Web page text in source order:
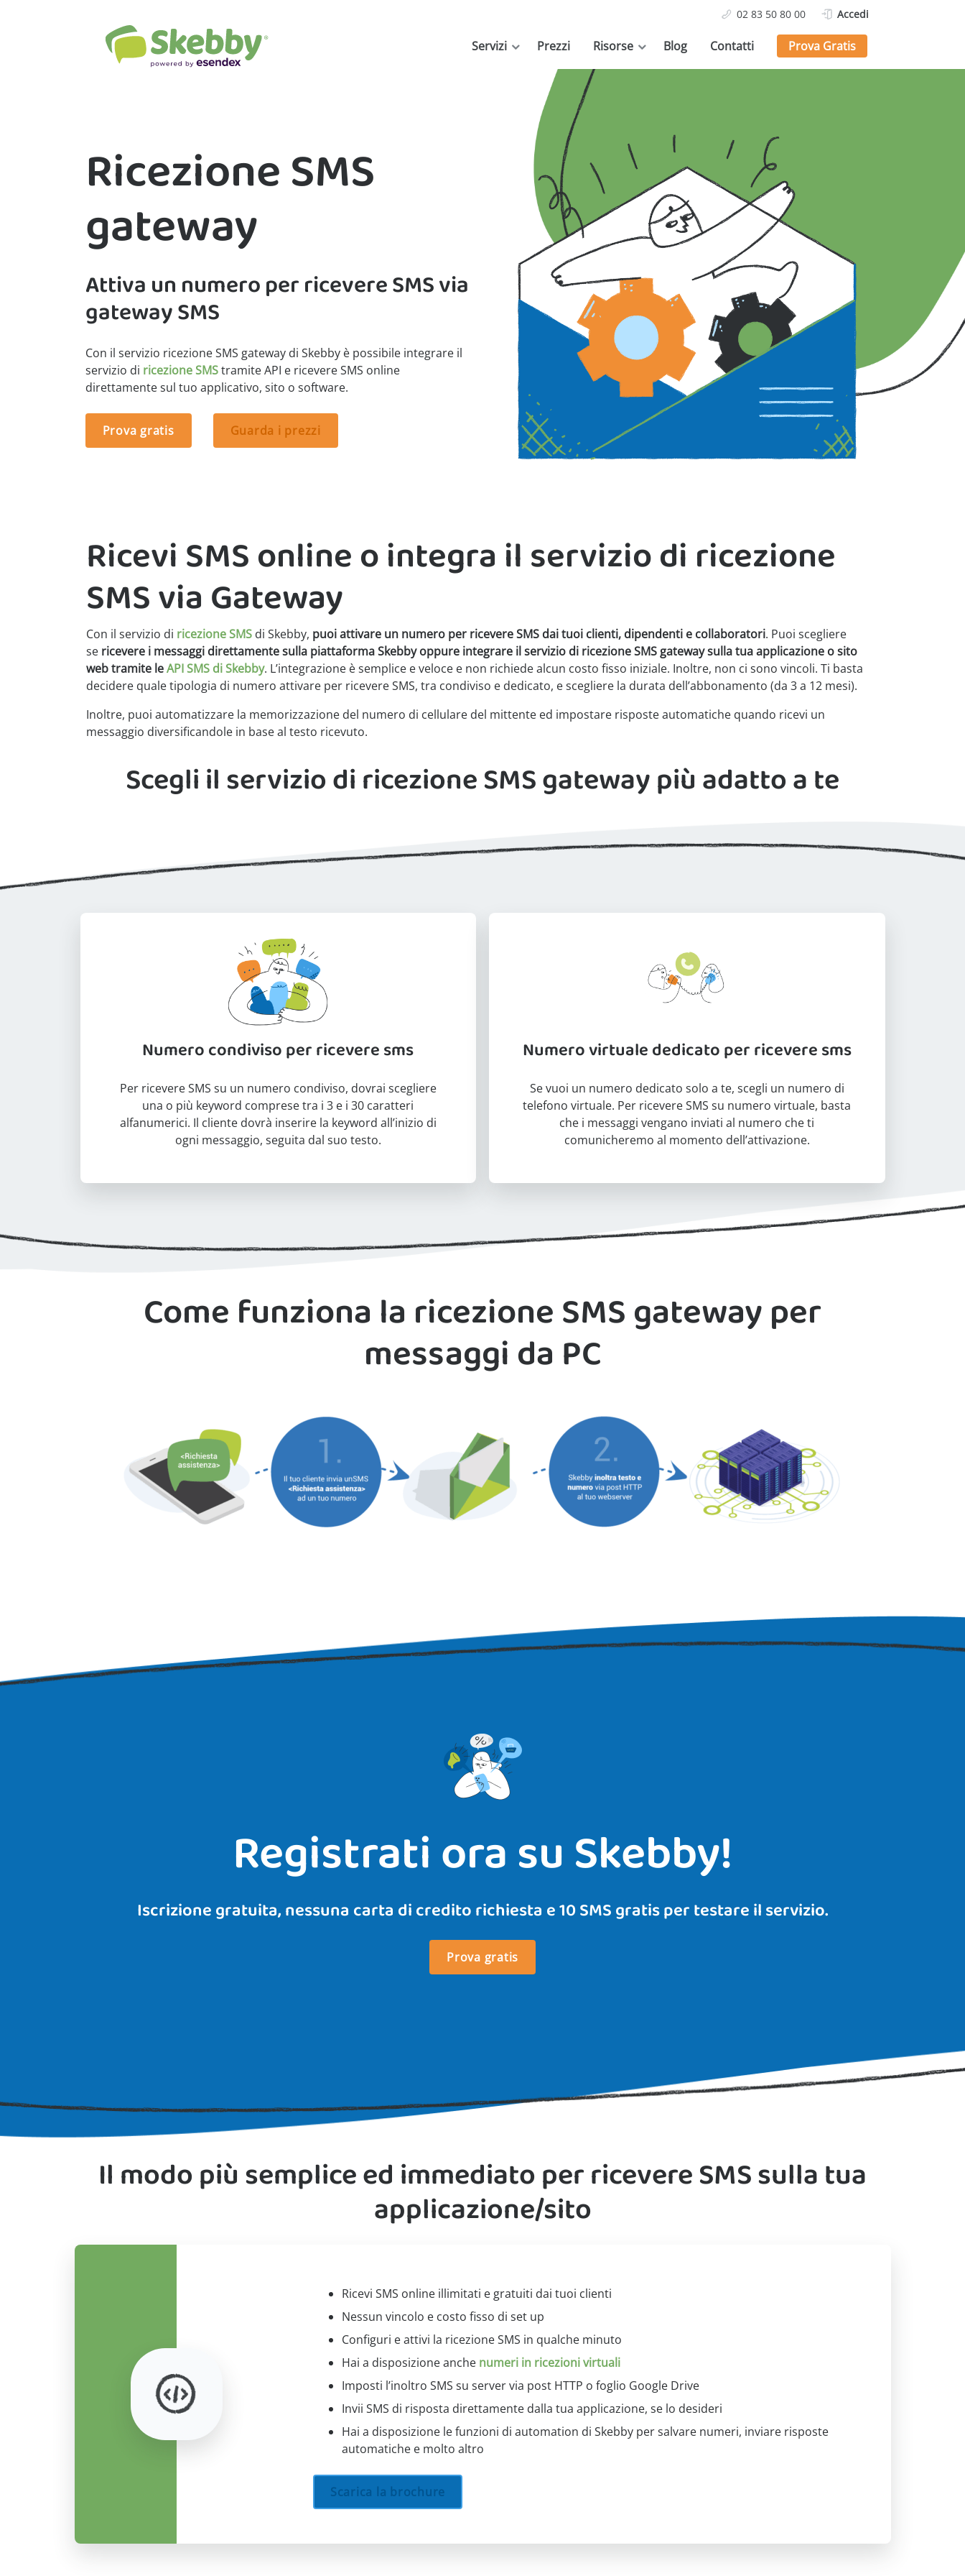
02 83 50 80 00 Accedi
Servizi Prezzi Risorse Blog Contatti Prova Gratis
Ricezione SMS
gateway
Attiva un numero per ricevere SMS via
gateway SMS
Con il servizio ricezione SMS gateway di Skebby è possibile integrare il
servizio di ricezione SMStramite API e ricevere SMS online
direttamente sul tuo applicativo, sito o software.
Prova gratis Guarda i prezzi
Ricevi SMS online o integra il servizio di ricezione
SMS via Gateway
Con il servizio di ricezione SMSdi Skebby, puoi attivare un numero per ricevere SMS dai tuoi clienti, dipendenti e collaboratori. Puoi scegliere
se ricevere i messaggi direttamente sulla piattaforma Skebby oppure integrare il servizio di ricezione SMS gateway sulla tua applicazione o sito
web tramite leAPI SMS di Skebby. L’integrazione è semplice e veloce e non richiede alcun costo fisso iniziale. Inoltre, non ci sono vincoli. Ti basta
decidere quale tipologia di numero attivare per ricevere SMS, tra condiviso e dedicato, e scegliere la durata dell’abbonamento (da 3 a 12 mesi).
Inoltre, puoi automatizzare la memorizzazione del numero di cellulare del mittente ed impostare risposte automatiche quando ricevi un
messaggio diversificandole in base al testo ricevuto.
Scegli il servizio di ricezione SMS gateway più adatto a te
Numero condiviso per ricevere sms
Per ricevere SMS su un numero condiviso, dovrai scegliere
una o più keyword comprese tra i 3 e i 30 caratteri
alfanumerici. Il cliente dovrà inserire la keyword all’inizio di
ogni messaggio, seguita dal suo testo.
Numero virtuale dedicato per ricevere sms
Se vuoi un numero dedicato solo a te, scegli un numero di
telefono virtuale. Per ricevere SMS su numero virtuale, basta
che i messaggi vengano inviati al numero che ti
comunicheremo al momento dell’attivazione.
Come funziona la ricezione SMS gateway per
messaggi da PC
Registrati ora su Skebby!
Iscrizione gratuita, nessuna carta di credito richiesta e 10 SMS gratis per testare il servizio.
Prova gratis
Il modo più semplice ed immediato per ricevere SMS sulla tua
applicazione/sito
Ricevi SMS online illimitati e gratuiti dai tuoi clienti
Nessun vincolo e costo fisso di set up
Configuri e attivi la ricezione SMS in qualche minuto
Hai a disposizione anche numeri in ricezioni virtuali
Imposti l’inoltro SMS su server via post HTTP o foglio Google Drive
Invii SMS di risposta direttamente dalla tua applicazione, se lo desideri
Hai a disposizione le funzioni di automation di Skebby per salvare numeri, inviare risposte
automatiche e molto altro
Scarica la brochure